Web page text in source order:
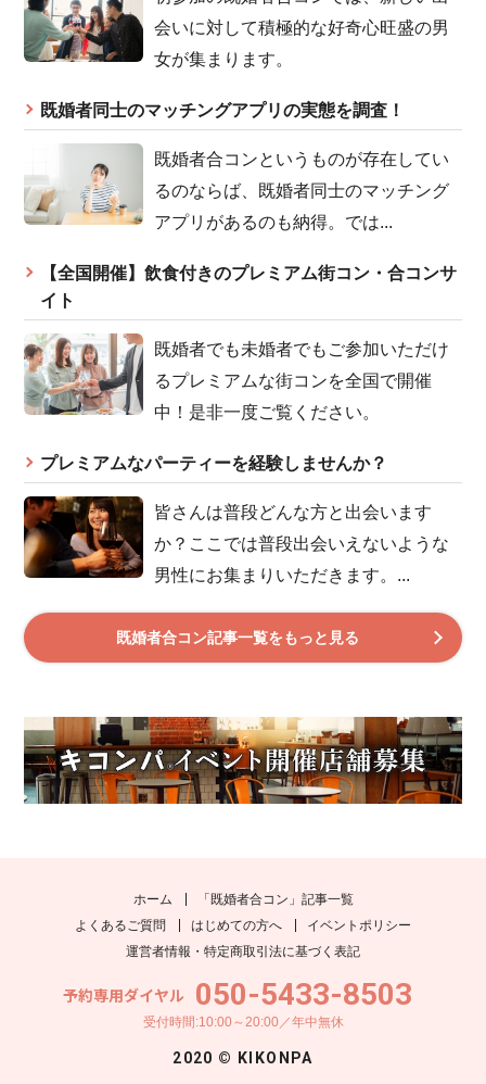
会いに対して積極的な好奇心旺盛の男
女が集まります。
既婚者同士のマッチングアプリの実態を調査！
既婚者合コンというものが存在してい
るのならば、既婚者同士のマッチング
アプリがあるのも納得。では...
【全国開催】飲食付きのプレミアム街コン・合コンサ
イト
既婚者でも未婚者でもご参加いただけ
るプレミアムな街コンを全国で開催
中！是非一度ご覧ください。
プレミアムなパーティーを経験しませんか？
皆さんは普段どんな方と出会います
か？ここでは普段出会いえないような
男性にお集まりいただきます。...
既婚者合コン記事一覧をもっと見る
ホーム
「既婚者合コン」記事一覧
よくあるご質問
はじめての方へ
イベントポリシー
運営者情報・特定商取引法に基づく表記
予約専用ダイヤル 050-5433-8503
受付時間:10:00～20:00／年中無休
2020 © KIKONPA